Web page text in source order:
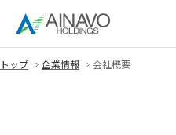
トップ 企業情報 会社概要